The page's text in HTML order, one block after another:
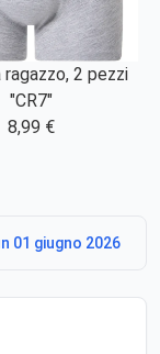
ragazzo, 2 pezzi
"CR7"
8,99 €
01 giugno 2026